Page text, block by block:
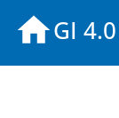
GI 4.0